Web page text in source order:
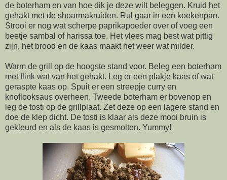
de boterham en van hoe dik je deze wilt beleggen. Kruid het
gehakt met de shoarmakruiden. Rul gaar in een koekenpan.
Strooi er nog wat scherpe paprikapoeder over of voeg een
beetje sambal of harissa toe. Het vlees mag best wat pittig
zijn, het brood en de kaas maakt het weer wat milder.
Warm de grill op de hoogste stand voor. Beleg een boterham
met flink wat van het gehakt. Leg er een plakje kaas of wat
geraspte kaas op. Spuit er een streepje curry en
knoflooksaus overheen. Tweede boterham er bovenop en
leg de tosti op de grillplaat. Zet deze op een lagere stand en
doe de klep dicht. De tosti is klaar als deze mooi bruin is
gekleurd en als de kaas is gesmolten. Yummy!